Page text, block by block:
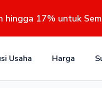
hingga 17% untuk
Usaha Harga